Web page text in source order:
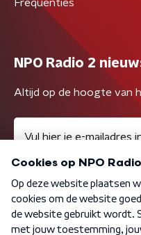
Frequenties
NPO Radio 2
Altijd op de hoogte van
Algemene voorwaarden